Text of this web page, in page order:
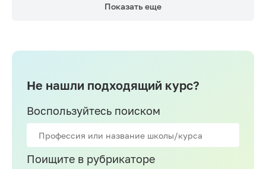
Показать еще
Не нашли подходящий курс?
Воспользуйтесь поиском
Поищите в рубрикаторе